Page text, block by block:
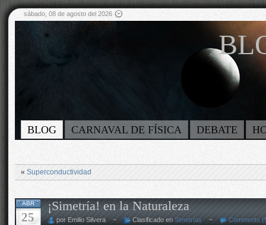
sábado, 08 de agosto del 2026
BLOG CARNAVAL DE FÍSICA DEBATE
« Superconductividad
ABR
25
¡Simetría! en la Naturaleza
por Emilio Silvera ~ Clasificado en Simetrías ~ Comments